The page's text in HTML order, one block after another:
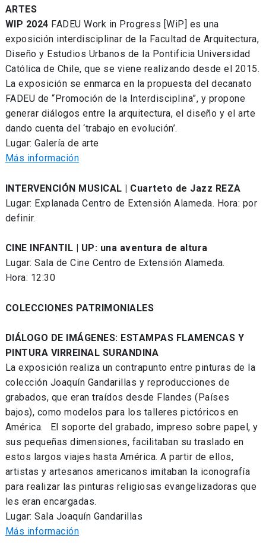
ARTES
WIP 2024 FADEU Work in Progress [WiP] es una
exposición interdisciplinar de la Facultad de Arquitectura,
Diseño y Estudios Urbanos de la Pontificia Universidad
Católica de Chile, que se viene realizando desde el 2015.
La exposición se enmarca en la propuesta del decanato
FADEU de “Promoción de la Interdisciplina”, y propone
generar diálogos entre la arquitectura, el diseño y el arte
dando cuenta del ‘trabajo en evolución’.
Lugar: Galería de arte
Más información
INTERVENCIÓN MUSICAL | Cuarteto de Jazz REZA
Lugar: Explanada Centro de Extensión Alameda. Hora: por
definir.
CINE INFANTIL | UP: una aventura de altura
Lugar: Sala de Cine Centro de Extensión Alameda.
Hora: 12:30
COLECCIONES PATRIMONIALES
DIÁLOGO DE IMÁGENES: ESTAMPAS FLAMENCAS Y
PINTURA VIRREINAL SURANDINA
La exposición realiza un contrapunto entre pinturas de la
colección Joaquín Gandarillas y reproducciones de
grabados, que eran traídos desde Flandes (Países
bajos), como modelos para los talleres pictóricos en
América. El soporte del grabado, impreso sobre papel, y
sus pequeñas dimensiones, facilitaban su traslado en
estos largos viajes hasta América. A partir de ellos,
artistas y artesanos americanos imitaban la iconografía
para realizar las pinturas religiosas evangelizadoras que
les eran encargadas.
Lugar: Sala Joaquín Gandarillas
Más información